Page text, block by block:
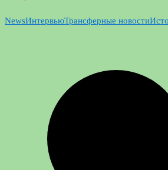
NewsИнтервьюТрансферные новости